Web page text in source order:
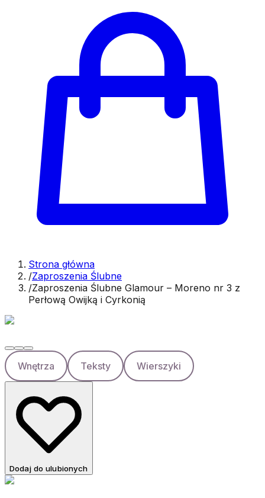
Strona główna
/Zaproszenia Ślubne
/Zaproszenia Ślubne Glamour – Moreno nr 3 z
Perłową Owijką i Cyrkonią
Wnętrza Teksty Wierszyki
Dodaj do ulubionych